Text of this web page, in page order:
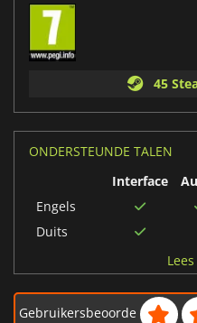
45
ONDERSTEUNDE TALEN
Interface
Engels
Duits
Tsjechisch
Gebruikersbeoorde